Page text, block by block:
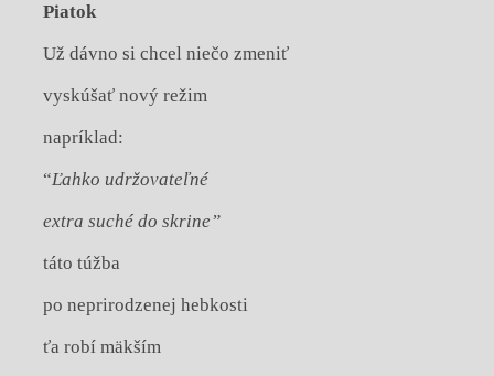
Piatok
Už dávno si chcel niečo zmeniť
vyskúšať nový režim
napríklad:
“Ľahko udržovateľné
extra suché do skrine”
táto túžba
po neprirodzenej hebkosti
ťa robí mäkším